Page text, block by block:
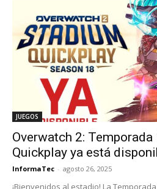
JUEGOS
Overwatch 2:
Quickplay ya está
InformaTec - agosto 26, 2025
¡Bienvenidos al estadio! La